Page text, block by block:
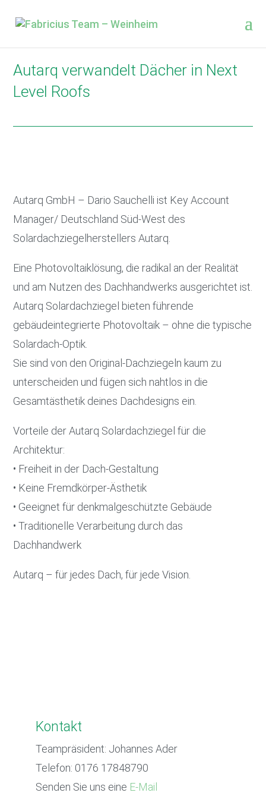
Autarq verwandelt Dächer in Next
Level Roofs
Autarq GmbH – Dario Sauchelli ist Key Account
Manager/ Deutschland Süd-West des
Solardachziegelherstellers Autarq.
Eine Photovoltaiklösung, die radikal an der Realität
und am Nutzen des Dachhandwerks ausgerichtet ist.
Autarq Solardachziegel bieten führende
gebäudeintegrierte Photovoltaik – ohne die typische
Solardach-Optik.
Sie sind von den Original-Dachziegeln kaum zu
unterscheiden und fügen sich nahtlos in die
Gesamtästhetik deines Dachdesigns ein.
Vorteile der Autarq Solardachziegel für die
Architektur:
• Freiheit in der Dach-Gestaltung
• Keine Fremdkörper-Ästhetik
• Geeignet für denkmalgeschützte Gebäude
• Traditionelle Verarbeitung durch das
Dachhandwerk
Autarq – für jedes Dach, für jede Vision.
Kontakt
Teampräsident: Johannes Ader
Telefon: 0176 17848790
Senden Sie uns eine E-Mail